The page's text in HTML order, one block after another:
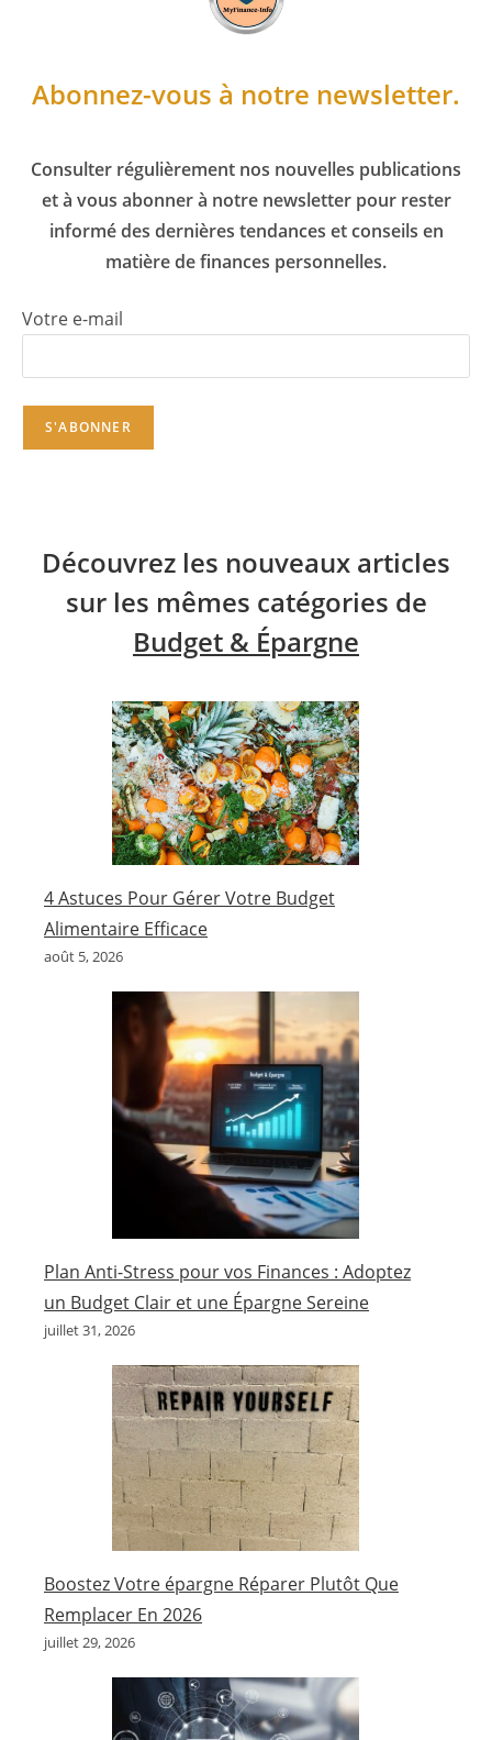
Abonnez-vous à notre newsletter.
Consulter régulièrement nos nouvelles publications
et à vous abonner à notre newsletter pour rester
informé des dernières tendances et conseils en
matière de finances personnelles.
Votre e-mail
Découvrez les nouveaux articles
sur les mêmes catégories de
Budget & Épargne
4 Astuces Pour Gérer Votre Budget
Alimentaire Efficace
août 5, 2026
Plan Anti-Stress pour vos Finances : Adoptez
un Budget Clair et une Épargne Sereine
juillet 31, 2026
Boostez Votre épargne Réparer Plutôt Que
Remplacer En 2026
juillet 29, 2026